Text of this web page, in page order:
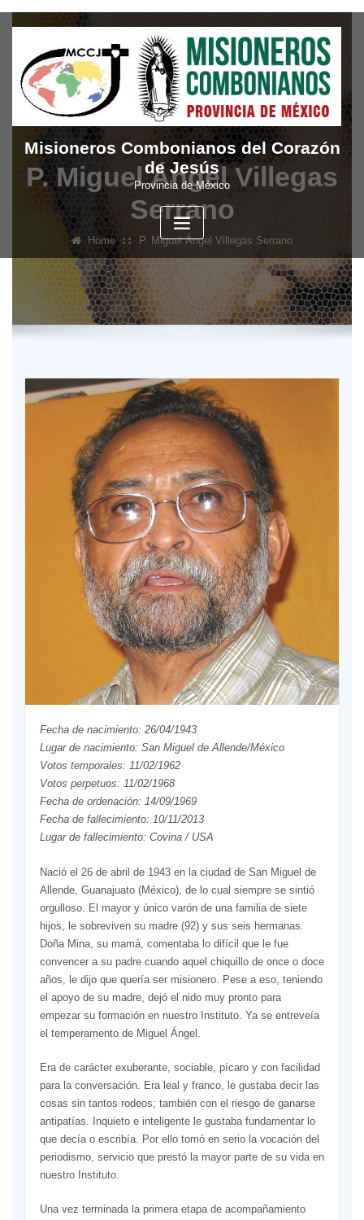
Skip
content
Misioneros Combonianos del Corazón
de Jesús
Provincia de México
P. Miguel Ángel Villegas
Serrano
Home P. Miguel Ángel Villegas Serrano
Fecha de nacimiento: 26/04/1943
Lugar de nacimiento: San Miguel de Allende/México
Votos temporales: 11/02/1962
Votos perpetuos: 11/02/1968
Fecha de ordenación: 14/09/1969
Fecha de fallecimiento: 10/11/2013
Lugar de fallecimiento: Covina / USA
Nació el 26 de abril de 1943 en la ciudad de San Miguel de
Allende, Guanajuato (México), de lo cual siempre se sintió
orgulloso. El mayor y único varón de una familia de siete
hijos, le sobreviven su madre (92) y sus seis hermanas.
Doña Mina, su mamá, comentaba lo difícil que le fue
convencer a su padre cuando aquel chiquillo de once o doce
años, le dijo que quería ser misionero. Pese a eso, teniendo
el apoyo de su madre, dejó el nido muy pronto para
empezar su formación en nuestro Instituto. Ya se entreveía
el temperamento de Miguel Ángel.
Era de carácter exuberante, sociable, pícaro y con facilidad
para la conversación. Era leal y franco, le gustaba decir las
cosas sin tantos rodeos; también con el riesgo de ganarse
antipatías. Inquieto e inteligente le gustaba fundamentar lo
que decía o escribía. Por ello tomó en serio la vocación del
periodismo, servicio que prestó la mayor parte de su vida en
nuestro Instituto.
Una vez terminada la primera etapa de acompañamiento